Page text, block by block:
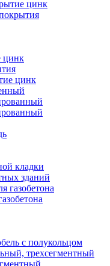
цинк
цинк
цинк
кладки
зданий
газобетона
с полукольцом
трехсегментный